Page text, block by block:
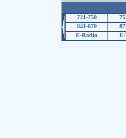
721-750
841-870
E-Radio